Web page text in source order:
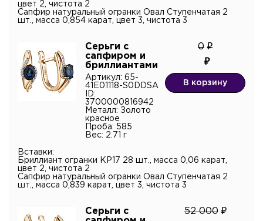
цвет 2, чистота 2
Сапфир натуральный огранки Овал Ступенчатая 2
шт., масса 0,854 карат, цвет 3, чистота 3
Серьги с
сапфиром и
бриллиантами
Артикул: 65-
41E01118-S0DDSA
ID:
3700000816942
Металл: Золото
красное
Проба: 585
Вес: 2.71 г
0
В корзину
Вставки:
Бриллиант огранки КР17 28 шт., масса 0,06 карат,
цвет 2, чистота 2
Сапфир натуральный огранки Овал Ступенчатая 2
шт., масса 0,839 карат, цвет 3, чистота 3
Серьги с
52 000